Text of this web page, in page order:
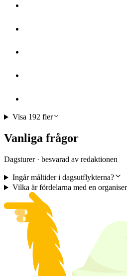
Visa 192 fler
Vanliga frågor
Dagsturer · besvarad av redaktionen
Ingår måltider i dagsutflykterna?
Vilka är fördelarna med en